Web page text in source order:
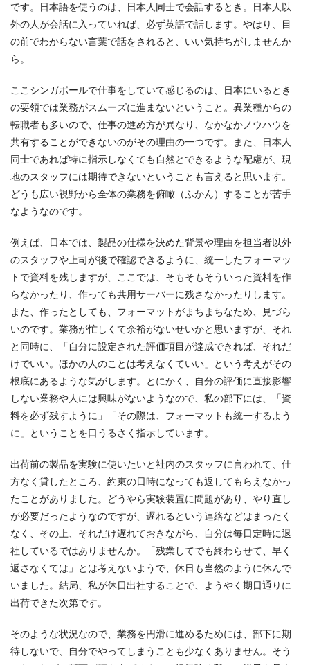
です。日本語を使うのは、日本人同士で会話するとき。日本人以
外の人が会話に入っていれば、必ず英語で話します。やはり、目
の前でわからない言葉で話をされると、いい気持ちがしませんか
ら。
ここシンガポールで仕事をしていて感じるのは、日本にいるとき
の要領では業務がスムーズに進まないということ。異業種からの
転職者も多いので、仕事の進め方が異なり、なかなかノウハウを
共有することができないのがその理由の一つです。また、日本人
同士であれば特に指示しなくても自然とできるような配慮が、現
地のスタッフには期待できないということも言えると思います。
どうも広い視野から全体の業務を俯瞰（ふかん）することが苦手
なようなのです。
例えば、日本では、製品の仕様を決めた背景や理由を担当者以外
のスタッフや上司が後で確認できるように、統一したフォーマッ
トで資料を残しますが、ここでは、そもそもそういった資料を作
らなかったり、作っても共用サーバーに残さなかったりします。
また、作ったとしても、フォーマットがまちまちなため、見づら
いのです。業務が忙しくて余裕がないせいかと思いますが、それ
と同時に、「自分に設定された評価項目が達成できれば、それだ
けでいい。ほかの人のことは考えなくていい」という考えがその
根底にあるような気がします。とにかく、自分の評価に直接影響
しない業務や人には興味がないようなので、私の部下には、「資
料を必ず残すように」「その際は、フォーマットも統一するよう
に」ということを口うるさく指示しています。
出荷前の製品を実験に使いたいと社内のスタッフに言われて、仕
方なく貸したところ、約束の日時になっても返してもらえなかっ
たことがありました。どうやら実験装置に問題があり、やり直し
が必要だったようなのですが、遅れるという連絡などはまったく
なく、その上、それだけ遅れておきながら、自分は毎日定時に退
社しているではありませんか。「残業してでも終わらせて、早く
返さなくては」とは考えないようで、休日も当然のように休んで
いました。結局、私が休日出社することで、ようやく期日通りに
出荷できた次第です。
そのような状況なので、業務を円滑に進めるためには、部下に期
待しないで、自分でやってしまうことも少なくありません。そう